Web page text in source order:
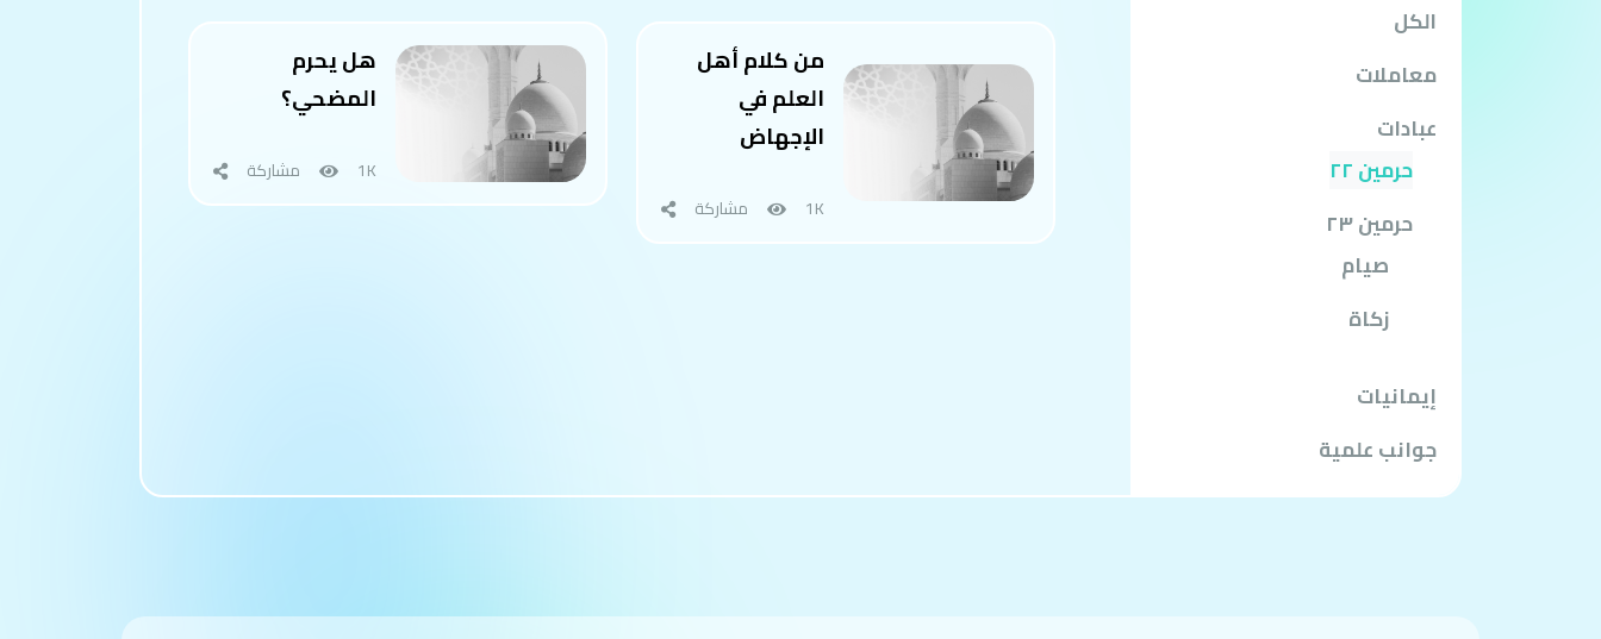
الكل
معاملات
عبادات
حرمين ٢٢
حرمين ٢٣
صيام
زكاة
إيمانيات
جوانب علمية
من كلام أهل
العلم في
الإجهاض
1K مشاركة
هل يحرم
المضحي؟
1K مشاركة